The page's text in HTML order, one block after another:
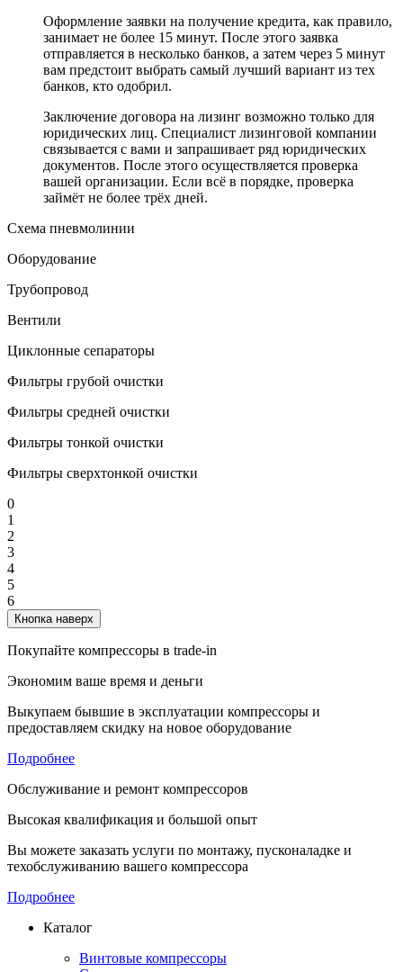
Оформление заявки на получение кредита, как правило,
занимает не более 15 минут. После этого заявка
отправляется в несколько банков, а затем через 5 минут
вам предстоит выбрать самый лучший вариант из тех
банков, кто одобрил.
Заключение договора на лизинг возможно только для
юридических лиц. Специалист лизинговой компании
связывается с вами и запрашивает ряд юридических
документов. После этого осуществляется проверка
вашей организации. Если всё в порядке, проверка
займёт не более трёх дней.
Схема пневмолинии
Оборудование
Трубопровод
Вентили
Циклонные сепараторы
Фильтры грубой очистки
Фильтры средней очистки
Фильтры тонкой очистки
Фильтры сверхтонкой очистки
0
1
2
3
4
5
6
Кнопка наверх
Покупайте компрессоры в trade-in
Экономим ваше время и деньги
Выкупаем бывшие в эксплуатации компрессоры и
предоставляем скидку на новое оборудование
Подробнее
Обслуживание и ремонт компрессоров
Высокая квалификация и большой опыт
Вы можете заказать услуги по монтажу, пусконаладке и
техобслуживанию вашего компрессора
Подробнее
Каталог
Винтовые компрессоры